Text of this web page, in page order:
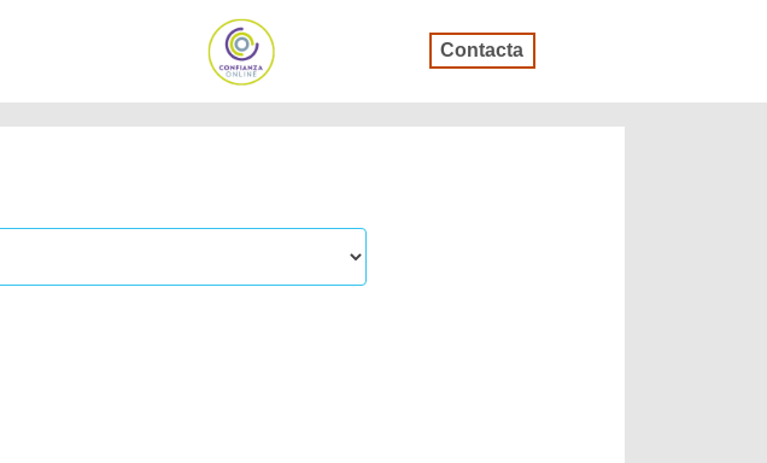
Contacta